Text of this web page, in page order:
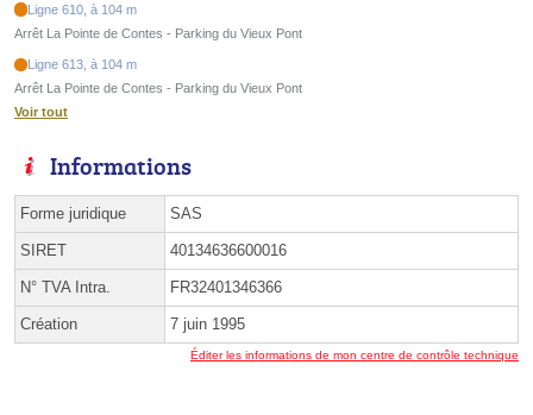
Ligne 610, à 104 m
Arrêt La Pointe de Contes - Parking du Vieux Pont
Ligne 613, à 104 m
Arrêt La Pointe de Contes - Parking du Vieux Pont
Voir tout
Informations
Forme juridique SAS
SIRET 40134636600016
N° TVA Intra. FR32401346366
Création 7 juin 1995
Éditer les informations de mon centre de contrôle technique